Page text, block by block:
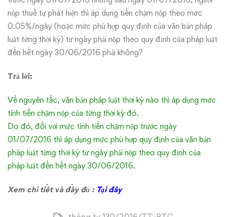
nộp thuế tự phát hiện thì áp dụng tiền chậm nộp theo mức
0.05%/ngày (hoặc mức phù hợp quy định của văn bản pháp
luật từng thời kỳ) từ ngày phải nộp theo quy định của pháp luật
đến hết ngày 30/06/2016 phải không?
Trả lời:
Về nguyên tắc, văn bản pháp luật thời kỳ nào thì áp dụng mức
tính tiền chậm nộp của từng thời kỳ đó.
Do đó, đối với mức tính tiền chậm nộp trước ngày
01/07/2016 thì áp dụng mức phù hợp quy định của văn bản
pháp luật từng thời kỳ từ ngày phải nộp theo quy định của
pháp luật đến hết ngày 30/06/2016.
Xem chi tiết và đầy đủ : Tại đây